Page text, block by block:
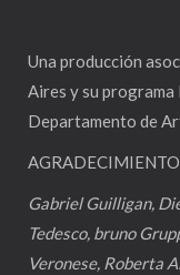
Una producción
Aires y su programa
Departamento de
Gabriel Guilligan,
Tedesco, bruno
Veronese, Roberta